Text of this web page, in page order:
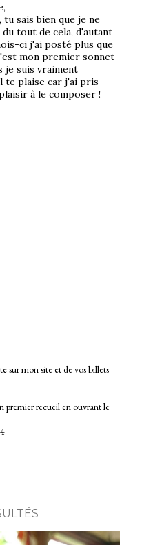
tu sais bien que je ne
tout de cela, d'autant
ci j'ai posté plus que
mon premier sonnet
je suis vraiment
te plaise car j'ai pris
à le composer !
sur mon site et de vos billets
premier recueil en ouvrant le